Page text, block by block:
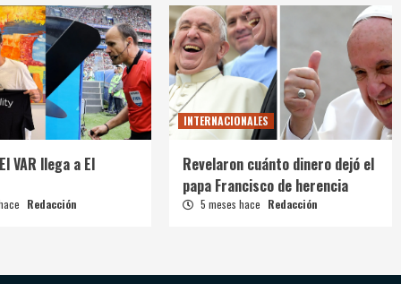
VAR llega a El
Redacción
INTERNACIONALES
Revelaron cuánto dinero dejó el
papa Francisco de herencia
5 meses hace Redacción